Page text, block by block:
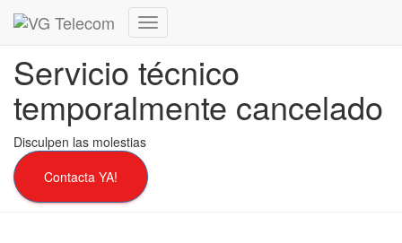
Cambiar
de
navegación
Servicio técnico
temporalmente cancelado
Disculpen las molestias
Contacta YA!